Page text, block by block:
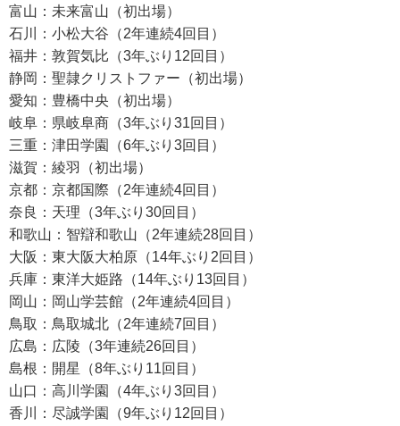
富山：未来富山（初出場）
石川：小松大谷（2年連続4回目）
福井：敦賀気比（3年ぶり12回目）
静岡：聖隷クリストファー（初出場）
愛知：豊橋中央（初出場）
岐阜：県岐阜商（3年ぶり31回目）
三重：津田学園（6年ぶり3回目）
滋賀：綾羽（初出場）
京都：京都国際（2年連続4回目）
奈良：天理（3年ぶり30回目）
和歌山：智辯和歌山（2年連続28回目）
大阪：東大阪大柏原（14年ぶり2回目）
兵庫：東洋大姫路（14年ぶり13回目）
岡山：岡山学芸館（2年連続4回目）
鳥取：鳥取城北（2年連続7回目）
広島：広陵（3年連続26回目）
島根：開星（8年ぶり11回目）
山口：高川学園（4年ぶり3回目）
香川：尽誠学園（9年ぶり12回目）